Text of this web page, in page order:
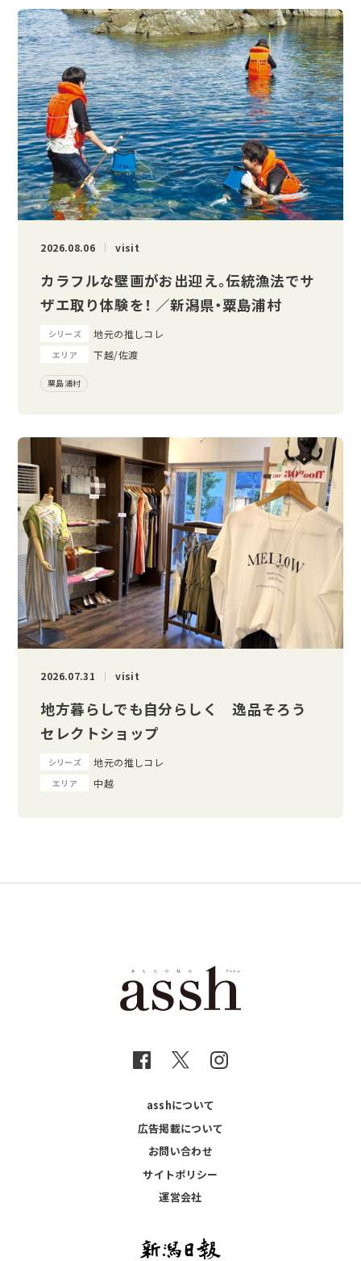
2026.08.06 visit
カラフルな壁画がお出迎え。伝統漁法でサ
ザエ取り体験を！ ／新潟県・粟島浦村
シリーズ 地元の推しコレ
エリア 下越/佐渡
粟島浦村
2026.07.31 visit
地方暮らしでも自分らしく 逸品そろう
セレクトショップ
シリーズ 地元の推しコレ
エリア 中越
asshについて
広告掲載について
お問い合わせ
サイトポリシー
運営会社